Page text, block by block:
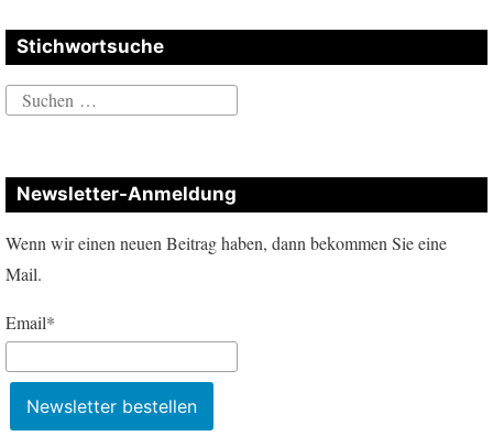
Stichwortsuche
Suchen
Newsletter-Anmeldung
Wenn wir einen neuen Beitrag haben, dann bekommen Sie eine
Mail.
Email*